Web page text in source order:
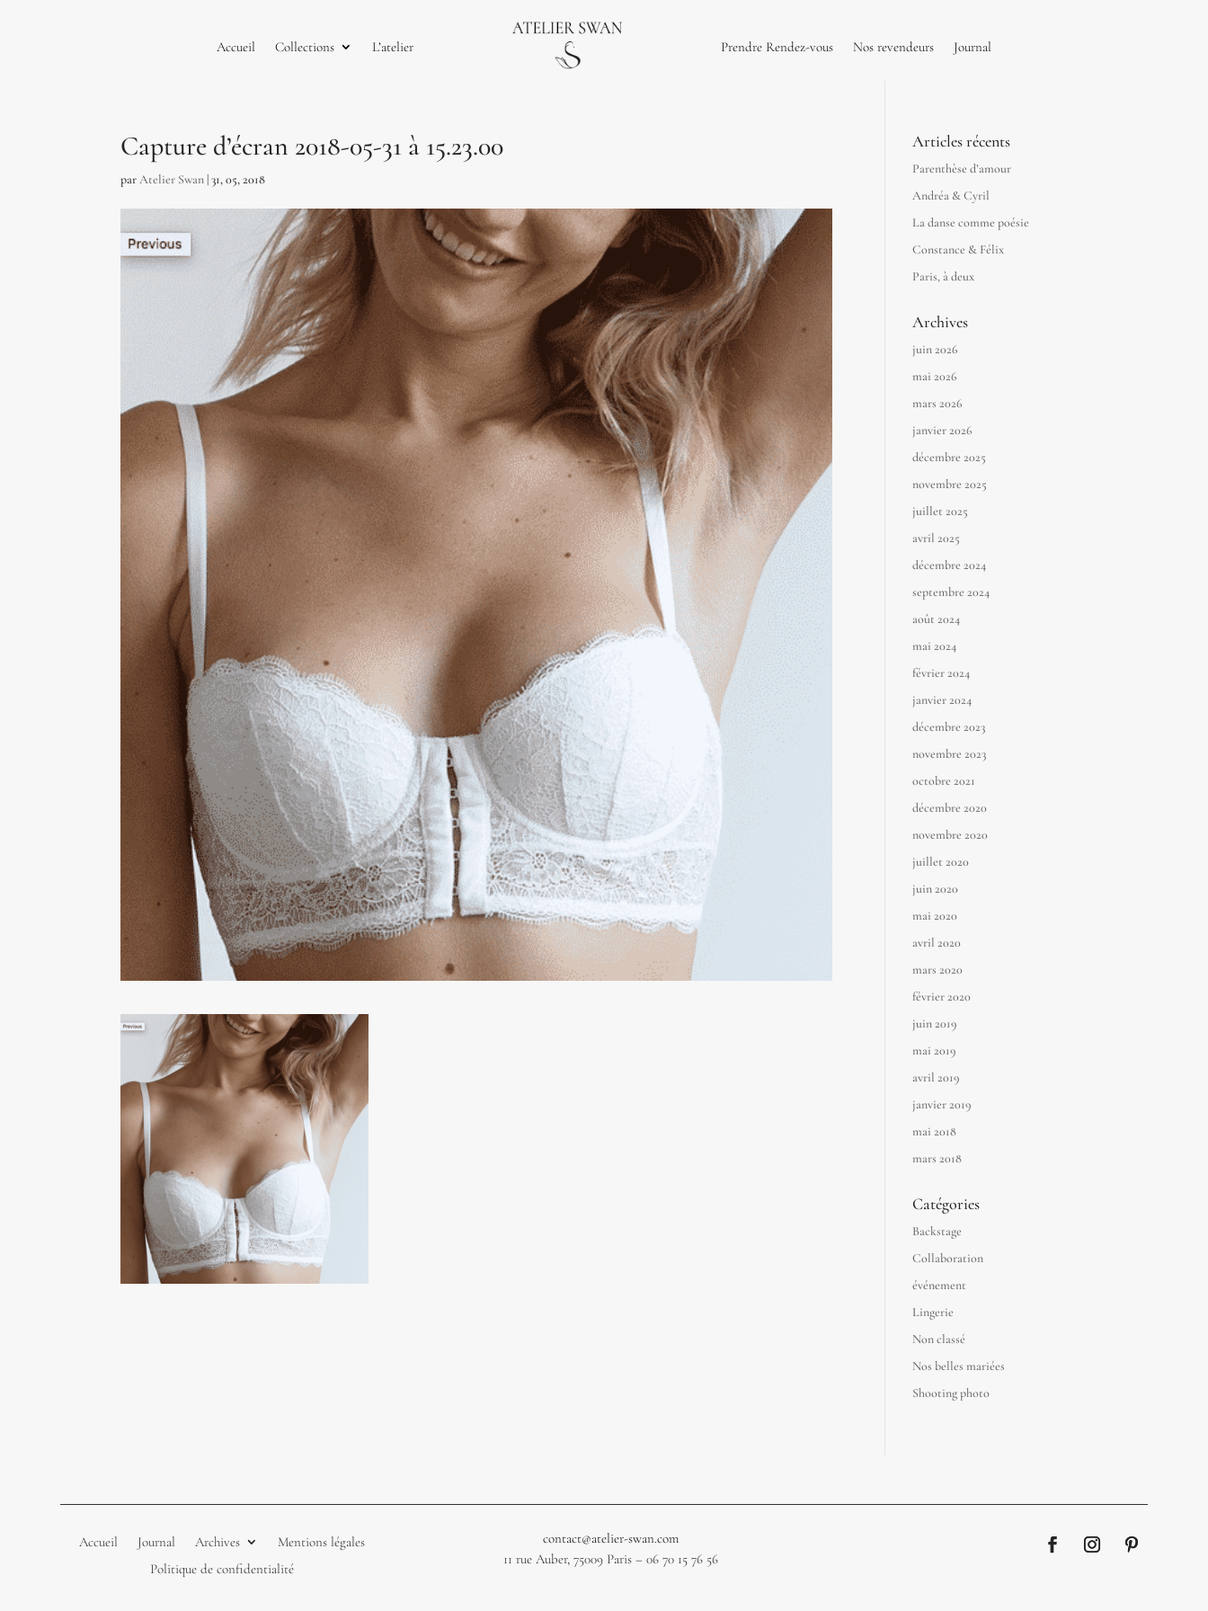
Accueil Collections L’atelier Prendre Rendez-vous Nos revendeurs Journal
Capture d’écran 2018-05-31 à 15.23.00
parAtelier Swan |31, 05, 2018
Articles récents
Parenthèse d’amour
Andréa & Cyril
La danse comme poésie
Constance & Félix
Paris, à deux
Archives
juin 2026
mai 2026
mars 2026
janvier 2026
décembre 2025
novembre 2025
juillet 2025
avril 2025
décembre 2024
septembre 2024
août 2024
mai 2024
février 2024
janvier 2024
décembre 2023
novembre 2023
octobre 2021
décembre 2020
novembre 2020
juillet 2020
juin 2020
mai 2020
avril 2020
mars 2020
février 2020
juin 2019
mai 2019
avril 2019
janvier 2019
mai 2018
mars 2018
Catégories
Backstage
Collaboration
événement
Lingerie
Non classé
Nos belles mariées
Shooting photo
Accueil Journal Archives
Mentions légales
Politique de confidentialité
contact@atelier-swan.com
11 rue Auber, 75009 Paris – 06 70 15 76 56